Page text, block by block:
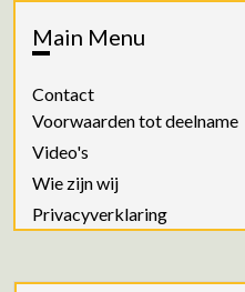
Main Menu
Contact
Voorwaarden tot deelname
Video's
Wie zijn wij
Privacyverklaring